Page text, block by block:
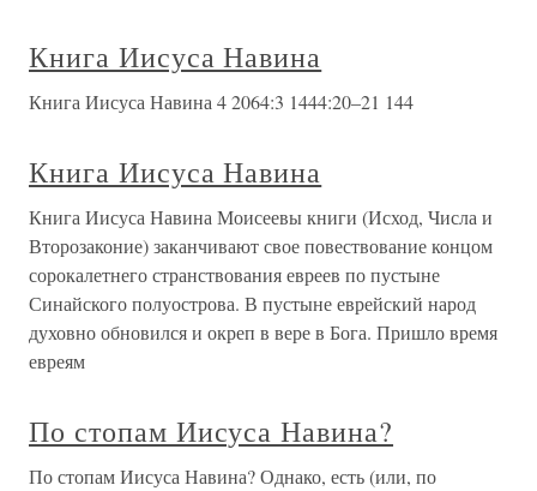
Книга Иисуса Навина
Книга Иисуса Навина 4 2064:3 1444:20–21 144
Книга Иисуса Навина
Книга Иисуса Навина Моисеевы книги (Исход, Числа и
Второзаконие) заканчивают свое повествование концом
сорокалетнего странствования евреев по пустыне
Синайского полуострова. В пустыне еврейский народ
духовно обновился и окреп в вере в Бога. Пришло время
евреям
По стопам Иисуса Навина?
По стопам Иисуса Навина? Однако, есть (или, по